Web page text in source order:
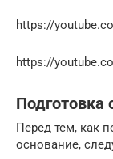
https://
https://
Подготовка
Перед тем, как
основание,